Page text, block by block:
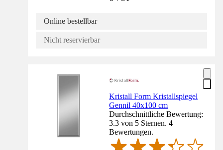
Online bestellbar
Nicht reservierbar
Kristall Form Kristallspiegel
Gennil 40x100 cm
Durchschnittliche Bewertung:
3.3 von 5 Sternen. 4
Bewertungen.